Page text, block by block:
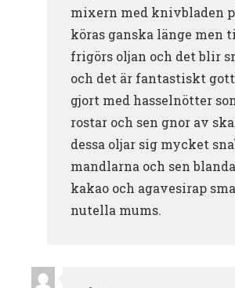
mixern med knivbladen
köras ganska länge men
frigörs oljan och det blir
och det är fantastiskt
gjort med hasselnötter
rostar och sen gnor av
dessa oljar sig mycket
mandlarna och sen
kakao och agavesirap
nutella mums.